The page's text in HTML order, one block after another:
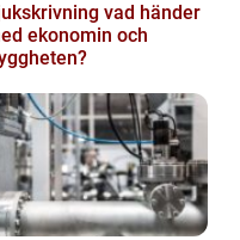
vad händer
ekonomin och